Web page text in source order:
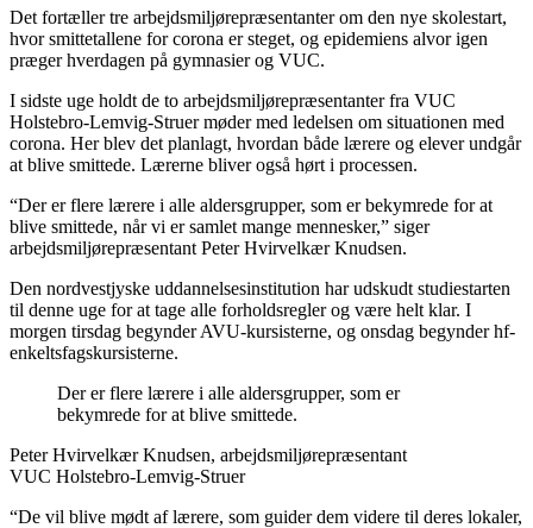
Det fortæller tre arbejdsmiljørepræsentanter om den nye skolestart,
hvor smittetallene for corona er steget, og epidemiens alvor igen
præger hverdagen på gymnasier og VUC.
I sidste uge holdt de to arbejdsmiljørepræsentanter fra VUC
Holstebro-Lemvig-Struer møder med ledelsen om situationen med
corona. Her blev det planlagt, hvordan både lærere og elever undgår
at blive smittede. Lærerne bliver også hørt i processen.
“Der er flere lærere i alle aldersgrupper, som er bekymrede for at
blive smittede, når vi er samlet mange mennesker,” siger
arbejdsmiljørepræsentant Peter Hvirvelkær Knudsen.
Den nordvestjyske uddannelsesinstitution har udskudt studiestarten
til denne uge for at tage alle forholdsregler og være helt klar. I
morgen tirsdag begynder AVU-kursisterne, og onsdag begynder hf-
enkeltsfagskursisterne.
Der er flere lærere i alle aldersgrupper, som er
bekymrede for at blive smittede.
Peter Hvirvelkær Knudsen, arbejdsmiljørepræsentant
VUC Holstebro-Lemvig-Struer
“De vil blive mødt af lærere, som guider dem videre til deres lokaler,